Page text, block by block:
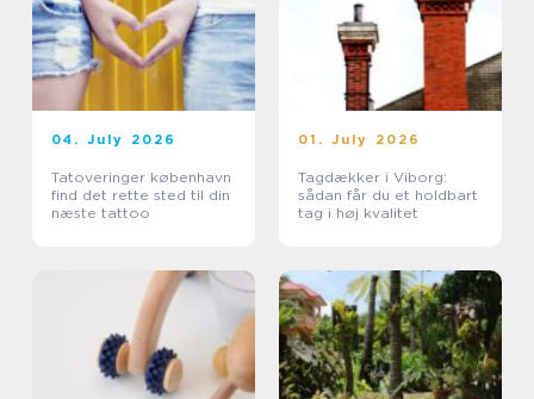
04. July 2026
Tatoveringer københavn
find det rette sted til din
næste tattoo
01. July 2026
Tagdækker i Viborg:
sådan får du et holdbart
tag i høj kvalitet